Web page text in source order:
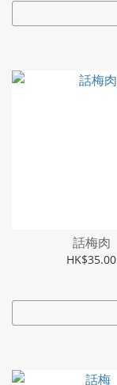
話梅肉
HK$35.00